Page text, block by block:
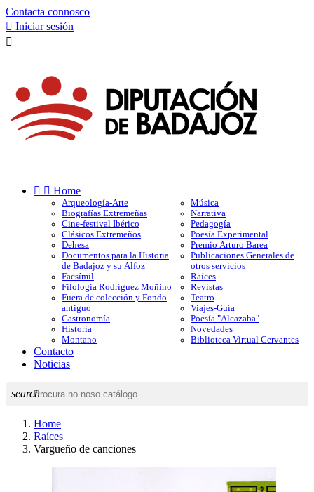
Contacta connosco
 Iniciar sesión

  Home
Arqueología-Arte
Biografías Extremeñas
Cine-festival Ibérico
Clásicos Extremeños
Dehesa
Documentos para la Historia
de Badajoz y su Alfoz
Facsímil
Filologia Rodríguez Moñino
Fuera de colección y Fondo
antiguo
Gastronomía
Historia
Montano
Música
Narrativa
Pedagogía
Poesía Experimental
Premio Arturo Barea
Publicaciones Generales de
otros servicios
Raíces
Revistas
Teatro
Viajes-Guía
Poesía "Alcazaba"
Novedades
Biblioteca Virtual Cervantes
Contacto
Noticias
search
Home
Raíces
Vargueño de canciones